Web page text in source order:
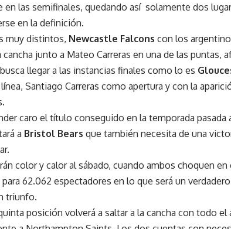
en las semifinales, quedando así solamente dos
en la definición.
muy distintos, Newcastle Falcons con los
junto a Mateo Carreras en una de las puntas,
llegar a las instancias finales como lo es
Santiago Carreras como apertura y con la
caro el título conseguido en la temporada pasada
a Bristol Bears que también necesita de una
color y calor al sábado, cuando ambos choquen
62.062 espectadores en lo que será un
triunfo.
posición volverá a saltar a la cancha con todo el